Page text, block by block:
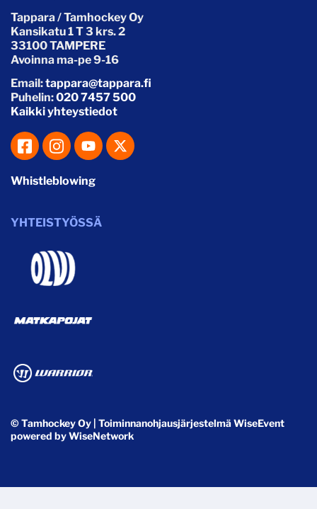
Tappara / Tamhockey Oy
Kansikatu 1 T 3 krs. 2
33100 TAMPERE
Avoinna ma-pe 9-16
Email:tappara@tappara.fi
Puhelin:020 7457 500
Kaikki yhteystiedot
Whistleblowing
YHTEISTYÖSSÄ
© Tamhockey Oy | ToiminnanohjausjärjestelmäWiseEvent
powered byWiseNetwork